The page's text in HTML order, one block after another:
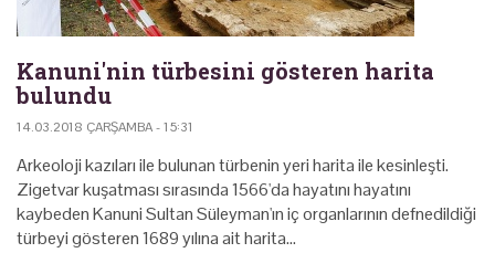
Kanuni'nin türbesini gösteren harita
bulundu
14.03.2018 ÇARŞAMBA - 15:31
Arkeoloji kazıları ile bulunan türbenin yeri harita ile kesinleşti.
Zigetvar kuşatması sırasında 1566'da hayatını hayatını
kaybeden Kanuni Sultan Süleyman'ın iç organlarının defnedildiği
türbeyi gösteren 1689 yılına ait harita…